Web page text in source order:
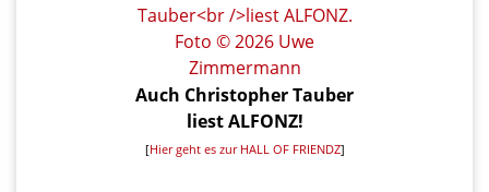
Auch Christopher Tauber
liest ALFONZ!
[Hier geht es zur HALL OF FRIENDZ]